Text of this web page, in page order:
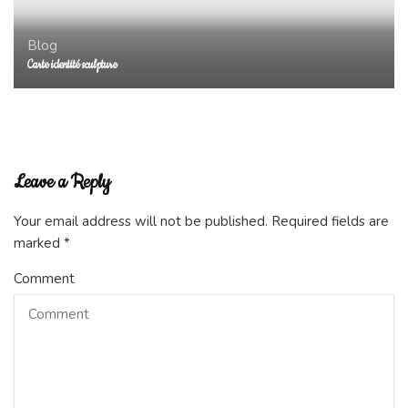
Blog
Carte identité sculpture
Leave a Reply
Your email address will not be published. Required fields are
marked *
Comment